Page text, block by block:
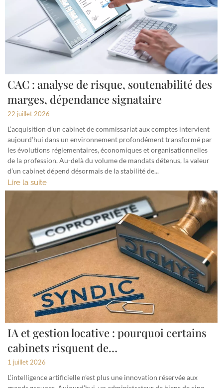
CAC : analyse de risque, soutenabilité des
marges, dépendance signataire
22 juillet 2026
L’acquisition d’un cabinet de commissariat aux comptes intervient
aujourd’hui dans un environnement profondément transformé par
les évolutions réglementaires, économiques et organisationnelles
de la profession. Au-delà du volume de mandats détenus, la valeur
d’un cabinet dépend désormais de la stabilité de...
Lire la suite
IA et gestion locative : pourquoi certains
cabinets risquent de…
1 juillet 2026
L’intelligence artificielle n’est plus une innovation réservée aux